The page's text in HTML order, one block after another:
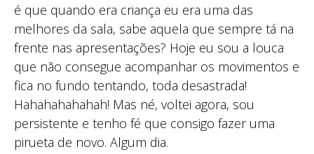
é que quando era criança eu era uma das
melhores da sala, sabe aquela que sempre tá na
frente nas apresentações? Hoje eu sou a louca
que não consegue acompanhar os movimentos e
fica no fundo tentando, toda desastrada!
Hahahahahahah! Mas né, voltei agora, sou
persistente e tenho fé que consigo fazer uma
pirueta de novo. Algum dia.